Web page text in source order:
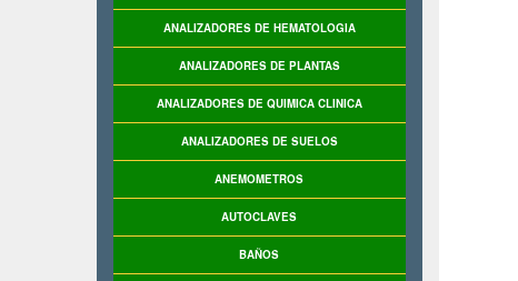
ANALIZADORES DE HEMATOLOGIA
ANALIZADORES DE PLANTAS
ANALIZADORES DE QUIMICA CLINICA
ANALIZADORES DE SUELOS
ANEMOMETROS
AUTOCLAVES
BAÑOS